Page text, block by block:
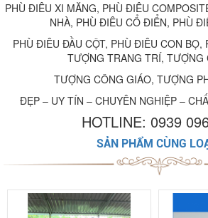
PHÙ ĐIÊU XI MĂNG, PHÙ ĐIÊU
NHÀ, PHÙ ĐIÊU CỔ ĐIỂN, PHÙ
PHÙ ĐIÊU ĐẦU CỘT, PHÙ ĐIÊU CON BỌ,
TƯỢNG TRANG TRÍ, TƯỢNG
TƯỢNG CÔNG GIÁO, TƯỢNG
ĐẸP – UY TÍN – CHUYÊN NGHIỆP –
HOTLINE: 0939
SẢN PHẨM CÙNG